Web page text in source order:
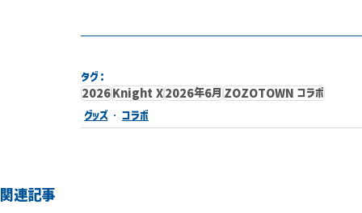
タグ：
2026Knight X2026年6月ZOZOTOWN コラボ
グッズ
コラボ
関連記事